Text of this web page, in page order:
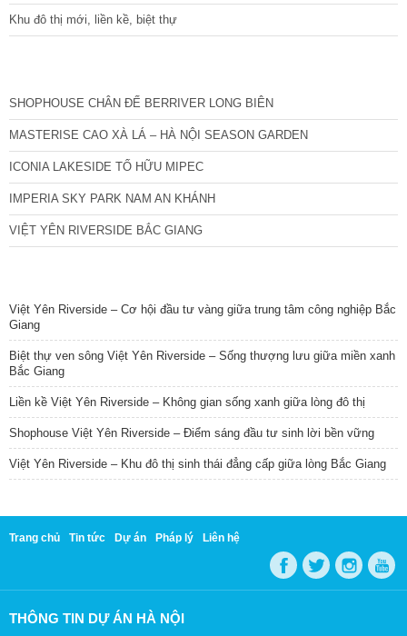
Khu đô thị mới, liền kề, biệt thự
SHOPHOUSE CHÂN ĐẾ BERRIVER LONG BIÊN
MASTERISE CAO XÀ LÁ – HÀ NỘI SEASON GARDEN
ICONIA LAKESIDE TỐ HỮU MIPEC
IMPERIA SKY PARK NAM AN KHÁNH
VIỆT YÊN RIVERSIDE BẮC GIANG
Việt Yên Riverside – Cơ hội đầu tư vàng giữa trung tâm công nghiệp Bắc
Giang
Biệt thự ven sông Việt Yên Riverside – Sống thượng lưu giữa miền xanh
Bắc Giang
Liền kề Việt Yên Riverside – Không gian sống xanh giữa lòng đô thị
Shophouse Việt Yên Riverside – Điểm sáng đầu tư sinh lời bền vững
Việt Yên Riverside – Khu đô thị sinh thái đẳng cấp giữa lòng Bắc Giang
Trang chủ Tin tức Dự án Pháp lý Liên hệ
THÔNG TIN DỰ ÁN HÀ NỘI